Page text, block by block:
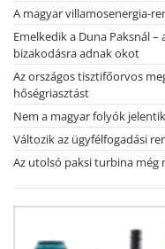
A magyar villamosenergia-
Emelkedik a Duna Paksnál
bizakodásra adnak okot
Az országos tisztifőorvos
hőségriasztást
Nem a magyar folyók
Változik az ügyfélfogadási
Az utolsó paksi turbina még